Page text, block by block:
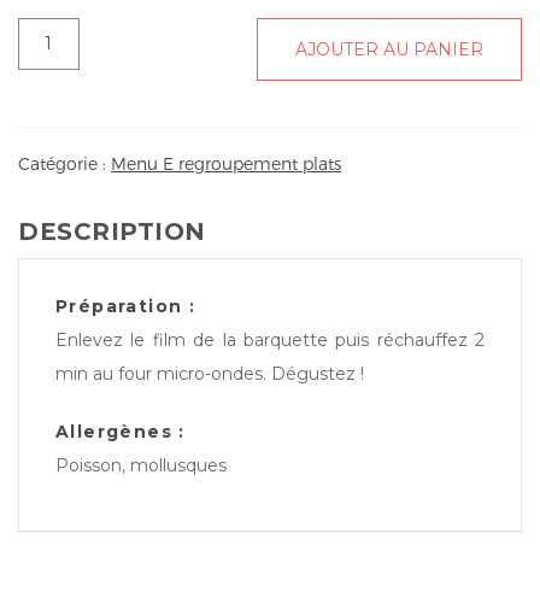
quantité
bourse
riz
gratin
papayes
AJOUTER AU PANIER
Catégorie : Menu E regroupement plats
DESCRIPTION
Préparation :
Enlevez le film de la barquette puis réchauffez 2
min au four micro-ondes. Dégustez !
Allergènes :
Poisson, mollusques